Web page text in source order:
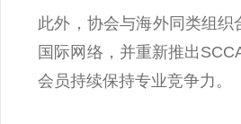
此外，协会与海外同类组织
国际网络，并重新推出
会员持续保持专业竞争力。